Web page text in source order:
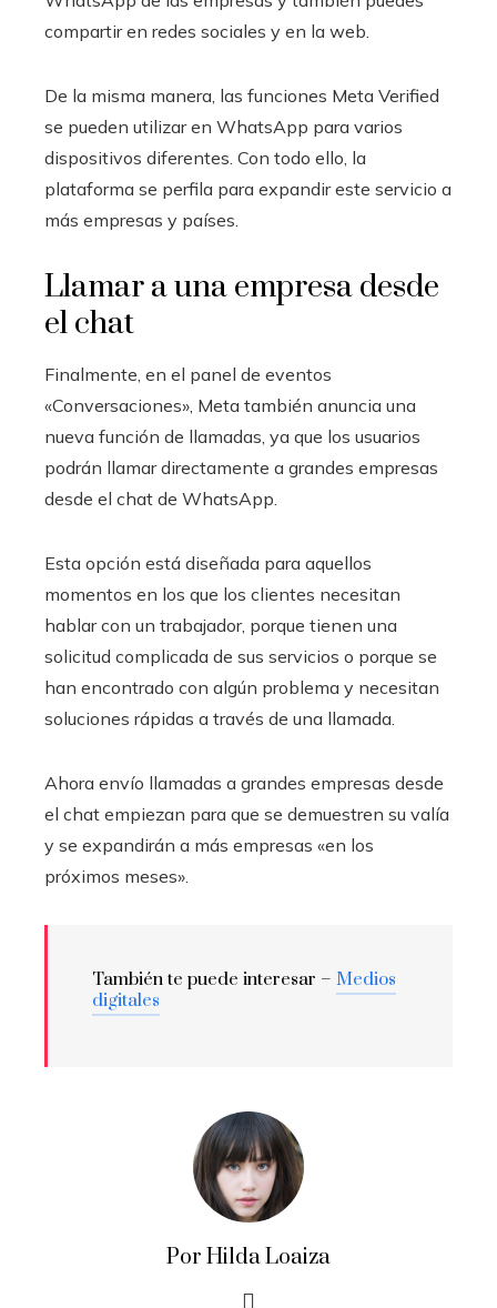
compartir en redes sociales y en la web.
De la misma manera, las funciones Meta Verified
se pueden utilizar en WhatsApp para varios
dispositivos diferentes. Con todo ello, la
plataforma se perfila para expandir este servicio a
más empresas y países.
Llamar a una empresa desde
el chat
Finalmente, en el panel de eventos
«Conversaciones», Meta también anuncia una
nueva función de llamadas, ya que los usuarios
podrán llamar directamente a grandes empresas
desde el chat de WhatsApp.
Esta opción está diseñada para aquellos
momentos en los que los clientes necesitan
hablar con un trabajador, porque tienen una
solicitud complicada de sus servicios o porque se
han encontrado con algún problema y necesitan
soluciones rápidas a través de una llamada.
Ahora envío llamadas a grandes empresas desde
el chat empiezan para que se demuestren su valía
y se expandirán a más empresas «en los
próximos meses».
También te puede interesar – Medios
digitales
Por Hilda Loaiza